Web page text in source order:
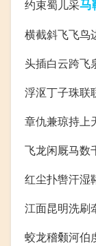
约束蜀儿采马
横截斜飞飞鸟
头插白云跨飞
浮沤丁子珠联
章仇兼琼持上
飞龙闲厩马数
红尘扑辔汗湿
江面昆明洗刷
蛟龙稽颡河伯